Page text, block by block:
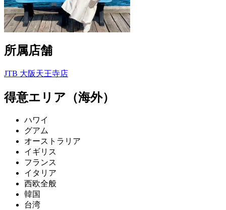
所属店舗
JTB 大阪天王寺店
得意エリア（海外）
ハワイ
グアム
オーストラリア
イギリス
フランス
イタリア
西欧全般
韓国
台湾